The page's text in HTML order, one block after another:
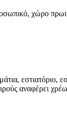
χώρο
εστιατόριο,
αναφέρει